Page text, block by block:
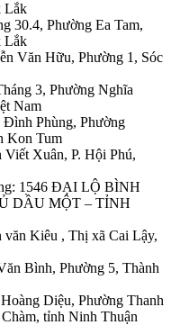
Lắk
30.4, Phường Ea Tam,
Lắk
Văn Hữu, Phường 1, Sóc
3, Phường Nghĩa
Nam
Phùng, Phường
Kon Tum
Xuân, P. Hội Phú,
1546 ĐẠI LỘ BÌNH
DẦU MỘT – TỈNH
Kiêu , Thị xã Cai Lậy,
Bình, Phường 5, Thành
Diệu, Phường Thanh
tỉnh Ninh Thuận